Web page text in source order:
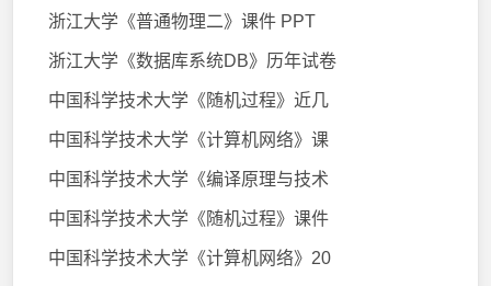
浙江大学《普通物理二》课件 PPT
浙江大学《数据库系统DB》历年试卷
中国科学技术大学《随机过程》近几
中国科学技术大学《计算机网络》课
中国科学技术大学《编译原理与技术
中国科学技术大学《随机过程》课件
中国科学技术大学《计算机网络》20